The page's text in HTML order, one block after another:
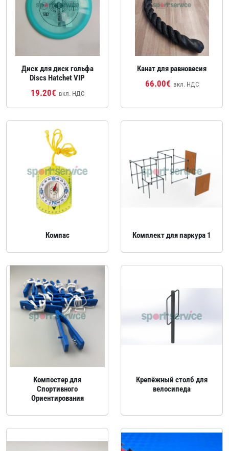
Диск для диск гольфа
Discs Hatchet VIP
19.20€ вкл. НДС
Канат для равновесия
66.00€ вкл. НДС
Компас Комплект для паркура 1
Компостер для
Спортивного
Ориентирования
Крепёжный столб для
велосипеда